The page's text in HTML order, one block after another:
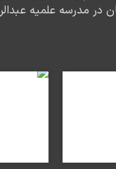
در مدرسه علمیه